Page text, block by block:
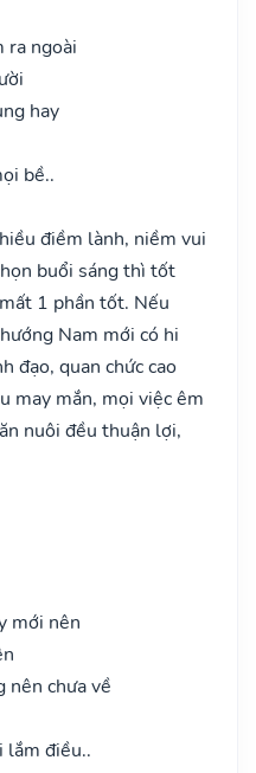
ra ngoài
hay
bề..
điềm lành, niềm vui
buổi sáng thì tốt
1 phần tốt. Nếu
Nam mới có hi
đạo, quan chức cao
may mắn, mọi việc êm
nuôi đều thuận lợi,
mới nên
nên chưa về
điều..